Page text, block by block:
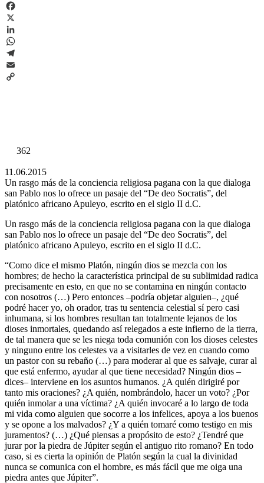
Facebook
X
LinkedIn
WhatsApp
Telegram
Email
362
11.06.2015
Un rasgo más de la conciencia religiosa pagana con la que dialoga
san Pablo nos lo ofrece un pasaje del “De deo Socratis”, del
platónico africano Apuleyo, escrito en el siglo II d.C.
Un rasgo más de la conciencia religiosa pagana con la que dialoga
san Pablo nos lo ofrece un pasaje del “De deo Socratis”, del
platónico africano Apuleyo, escrito en el siglo II d.C.
“Como dice el mismo Platón, ningún dios se mezcla con los
hombres; de hecho la característica principal de su sublimidad radica
precisamente en esto, en que no se contamina en ningún contacto
con nosotros (…) Pero entonces –podría objetar alguien–, ¿qué
podré hacer yo, oh orador, tras tu sentencia celestial sí pero casi
inhumana, si los hombres resultan tan totalmente lejanos de los
dioses inmortales, quedando así relegados a este infierno de la tierra,
de tal manera que se les niega toda comunión con los dioses celestes
y ninguno entre los celestes va a visitarles de vez en cuando como
un pastor con su rebaño (…) para moderar al que es salvaje, curar al
que está enfermo, ayudar al que tiene necesidad? Ningún dios –
dices– interviene en los asuntos humanos. ¿A quién dirigiré por
tanto mis oraciones? ¿A quién, nombrándolo, hacer un voto? ¿Por
quién inmolar a una víctima? ¿A quién invocaré a lo largo de toda
mi vida como alguien que socorre a los infelices, apoya a los buenos
y se opone a los malvados? ¿Y a quién tomaré como testigo en mis
juramentos? (…) ¿Qué piensas a propósito de esto? ¿Tendré que
jurar por la piedra de Júpiter según el antiguo rito romano? En todo
caso, si es cierta la opinión de Platón según la cual la divinidad
nunca se comunica con el hombre, es más fácil que me oiga una
piedra antes que Júpiter”.